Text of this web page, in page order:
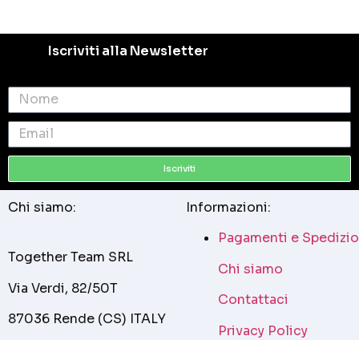
Iscriviti alla Newsletter
Iscriviti
Chi siamo:
Together Team SRL
Via Verdi, 82/50T
87036 Rende (CS) ITALY
Informazioni:
Pagamenti e
Chi siamo
Contattaci
Privacy Policy